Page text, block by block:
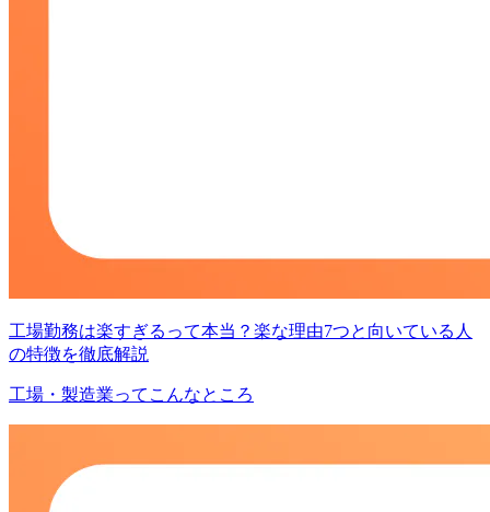
工場勤務は楽すぎるって本当？楽な理由7つと向いている人
の特徴を徹底解説
工場・製造業ってこんなところ